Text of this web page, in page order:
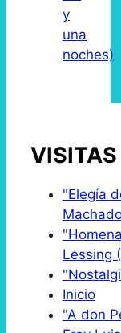
y
una
noches)
VISITAS
"Elegía
Lessing
Inicio
"A don